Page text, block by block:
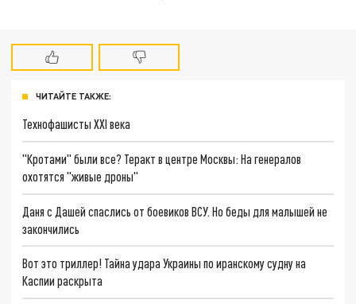
ЧИТАЙТЕ ТАКЖЕ:
Технофашисты XXI века
"Кротами" были все? Теракт в центре Москвы: На генералов
охотятся "живые дроны"
Даня с Дашей спаслись от боевиков ВСУ. Но беды для малышей не
закончились
Вот это триллер! Тайна удара Украины по иранскому судну на
Каспии раскрыта